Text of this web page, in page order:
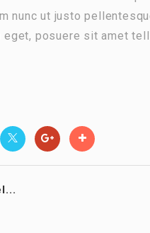
nunc ut justo
posuere sit amet